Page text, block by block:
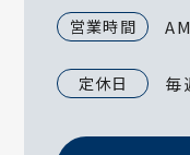
営業時間
定休日 毎